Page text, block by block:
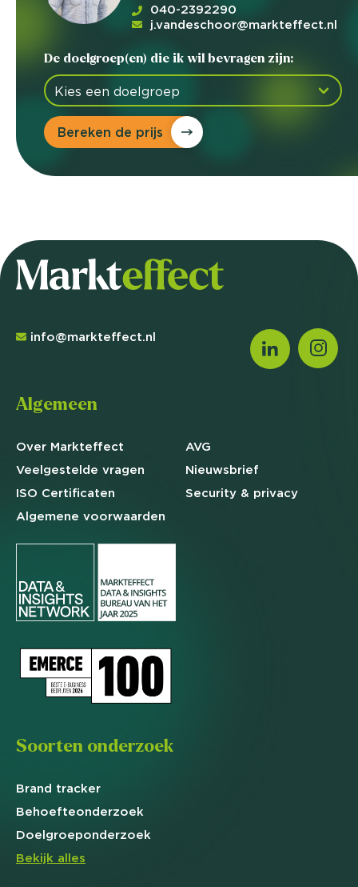
040-2392290
j.vandeschoor@markteffect.nl
De doelgroep(en) die ik wil bevragen zijn:
Bereken de prijs
info@markteffect.nl
Algemeen
Over Markteffect
Veelgestelde vragen
ISO Certificaten
Algemene voorwaarden
AVG
Nieuwsbrief
Security & privacy
Soorten onderzoek
Brand tracker
Behoefteonderzoek
Doelgroeponderzoek
Bekijk alles